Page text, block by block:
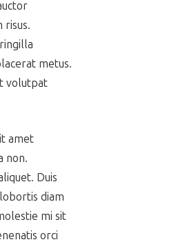
risus.
metus.
volutpat
amet
non.
Duis
diam
mi sit
orci